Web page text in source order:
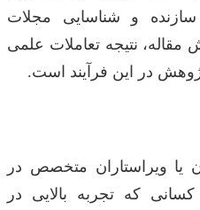
و شناسایی مجلات
نتیجه تعاملات علمی
در این فرآیند است.
یا ویراستاران متخصص در
که تجربه بالایی در